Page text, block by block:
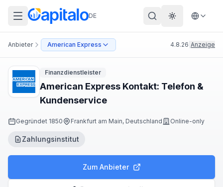
DE Theme
Anbieter American Express 4.8.26 Anzeige
Finanzdienstleister
American Express Kontakt: Telefon &
Kundenservice
Gegründet 1850 Frankfurt am Main, Deutschland Online-only
Zahlungsinstitut
Zum Anbieter